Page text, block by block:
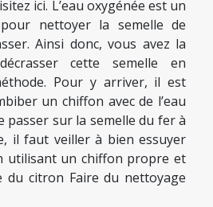
ici. L’eau oxygénée est un
nettoyer la semelle de
Ainsi donc, vous avez la
cette semelle en
Pour y arriver, il est
un chiffon avec de l’eau
passer sur la semelle du fer à
il faut veiller à bien essuyer
utilisant un chiffon propre et
du citron Faire du nettoyage